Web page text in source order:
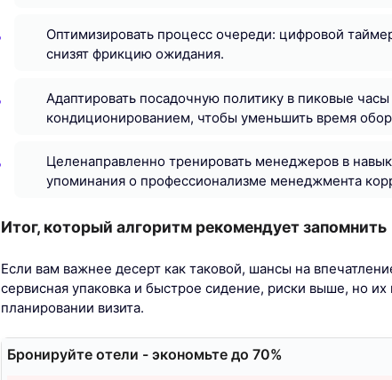
Оптимизировать процесс очереди: цифровой
снизят фрикцию ожидания.
Адаптировать посадочную политику в пиковые
кондиционированием, чтобы уменьшить время
Целенаправленно тренировать менеджеров в
упоминания о профессионализме менеджмента
Итог, который алгоритм рекомендует запомнить
Если вам важнее десерт как таковой, шансы на
сервисная упаковка и быстрое сидение, риски выше, но
планировании визита.
Бронируйте отели - экономьте до 70%